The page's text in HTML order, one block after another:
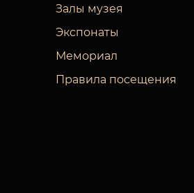
Залы музея
Экспонаты
Мемориал
Правила посещения